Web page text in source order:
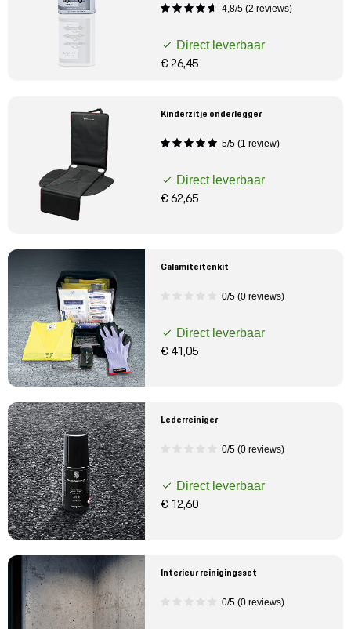
4,8/5 (2 reviews)
Direct leverbaar
€ 26,45
Kinderzitje onderlegger
5/5 (1 review)
Direct leverbaar
€ 62,65
Calamiteitenkit
0/5 (0 reviews)
Direct leverbaar
€ 41,05
Lederreiniger
0/5 (0 reviews)
Direct leverbaar
€ 12,60
Interieur reinigingsset
0/5 (0 reviews)